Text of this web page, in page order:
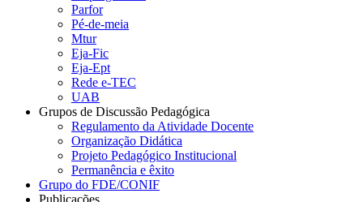
Parfor
Pé-de-meia
Mtur
Eja-Fic
Eja-Ept
Rede e-TEC
UAB
Grupos de Discussão Pedagógica
Regulamento da Atividade Docente
Organização Didática
Projeto Pedagógico Institucional
Permanência e êxito
Grupo do FDE/CONIF